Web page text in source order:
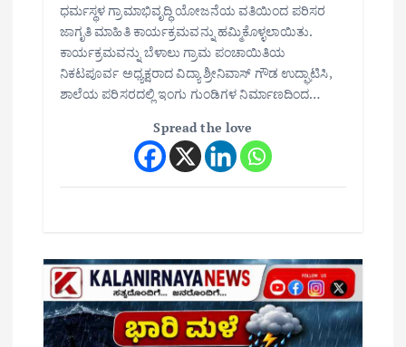
ಧರ್ಮಸ್ಥಳ ಗ್ರಾಮಾಭಿವೃದ್ಧಿ ಯೋಜನೆಯ ವತಿಯಿಂದ ಪರಿಸರ
ಜಾಗೃತಿ ಮಾಹಿತಿ ಕಾರ್ಯಕ್ರಮವನ್ನು ಹಮ್ಮಿಕೊಳ್ಳಲಾಯಿತು.
ಕಾರ್ಯಕ್ರಮವನ್ನು ಬೆಳಾಲು ಗ್ರಾಮ ಪಂಚಾಯಿತಿಯ
ನಿಕಟಪೂರ್ವ ಅಧ್ಯಕ್ಷರಾದ ವಿದ್ಯಾ ಶ್ರೀನಿವಾಸ್ ಗೌಡ ಉದ್ಘಾಟಿಸಿ,
ಶಾಲೆಯ ಪರಿಸರದಲ್ಲಿ ಇಂಗು ಗುಂಡಿಗಳ ನಿರ್ಮಾಣದಿಂದ…
Spread the love